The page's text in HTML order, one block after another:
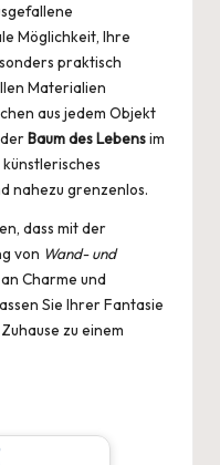
Möglichkeit, Ihre
praktisch
Materialien
aus jedem Objekt
Baum des Lebensim
nahezu grenzenlos.
dass mit der
von Wand- und
Charme und
Sie Ihrer Fantasie
zu einem